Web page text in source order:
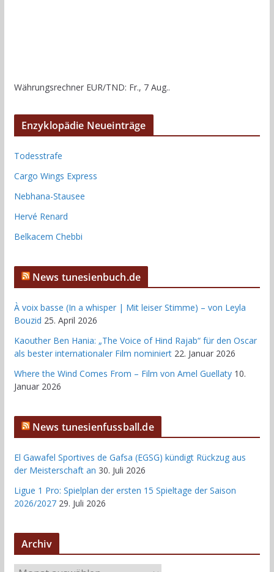
Währungsrechner EUR/TND: Fr., 7 Aug..
Enzyklopädie Neueinträge
Todesstrafe
Cargo Wings Express
Nebhana-Stausee
Hervé Renard
Belkacem Chebbi
News tunesienbuch.de
À voix basse (In a whisper | Mit leiser Stimme) – von Leyla
Bouzid 25. April 2026
Kaouther Ben Hania: „The Voice of Hind Rajab“ für den Oscar
als bester internationaler Film nominiert 22. Januar 2026
Where the Wind Comes From – Film von Amel Guellaty 10.
Januar 2026
News tunesienfussball.de
El Gawafel Sportives de Gafsa (EGSG) kündigt Rückzug aus
der Meisterschaft an 30. Juli 2026
Ligue 1 Pro: Spielplan der ersten 15 Spieltage der Saison
2026/2027 29. Juli 2026
Archiv